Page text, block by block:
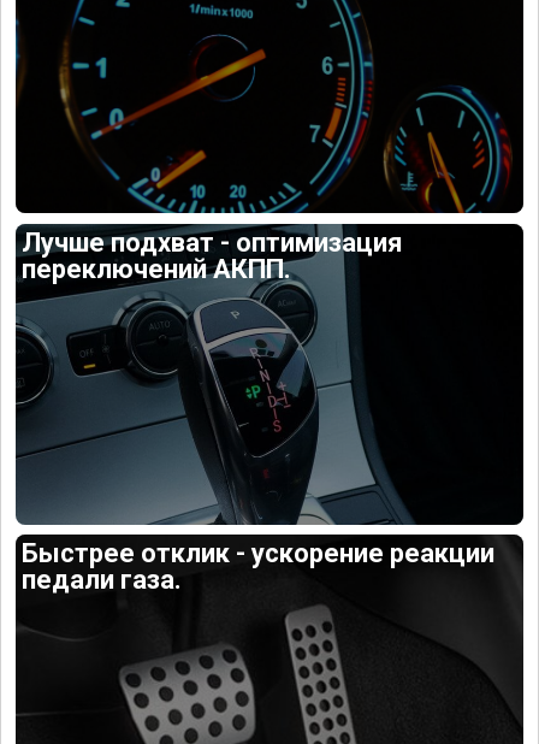
Лучше подхват - оптимизация
переключений АКПП.
Быстрее отклик - ускорение реакции
педали газа.